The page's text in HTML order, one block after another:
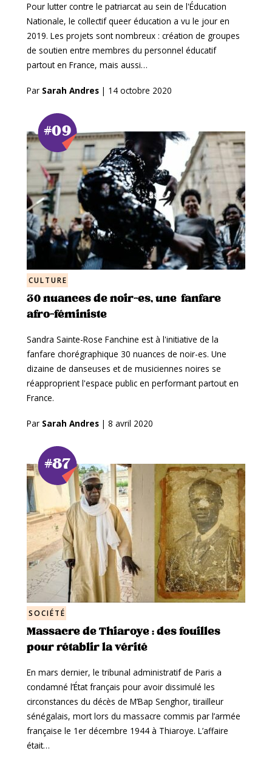
Pour lutter contre le patriarcat au sein de l'Éducation
Nationale, le collectif queer éducation a vu le jour en
2019. Les projets sont nombreux : création de groupes
de soutien entre membres du personnel éducatif
partout en France, mais aussi…
Par Sarah Andres | 14 octobre 2020
#09
CULTURE
30 nuances de noir-es, une fanfare
afro-féministe
Sandra Sainte-Rose Fanchine est à l'initiative de la
fanfare chorégraphique 30 nuances de noir-es. Une
dizaine de danseuses et de musiciennes noires se
réapproprient l'espace public en performant partout en
France.
Par Sarah Andres | 8 avril 2020
#87
SOCIÉTÉ
Massacre de Thiaroye : des fouilles
pour rétablir la vérité
En mars dernier, le tribunal administratif de Paris a
condamné l’État français pour avoir dissimulé les
circonstances du décès de M’Bap Senghor, tirailleur
sénégalais, mort lors du massacre commis par l’armée
française le 1er décembre 1944 à Thiaroye. L’affaire
était…